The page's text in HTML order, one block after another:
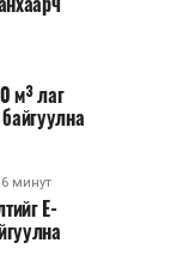
м³ лаг
минут
E-